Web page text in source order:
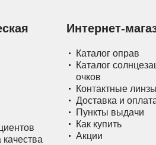
Интернет-
Каталог оправ
Каталог
очков
Контактные линзы
Доставка и
Пункты выдачи
Как купить
Акции